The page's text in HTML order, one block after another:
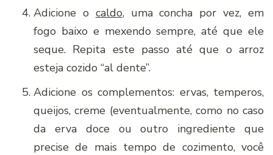
Adicione o caldo, uma concha por vez, em
fogo baixo e mexendo sempre, até que ele
seque. Repita este passo até que o arroz
esteja cozido “al dente”.
Adicione os complementos: ervas, temperos,
queijos, creme (eventualmente, como no caso
da erva doce ou outro ingrediente que
precise de mais tempo de cozimento, você